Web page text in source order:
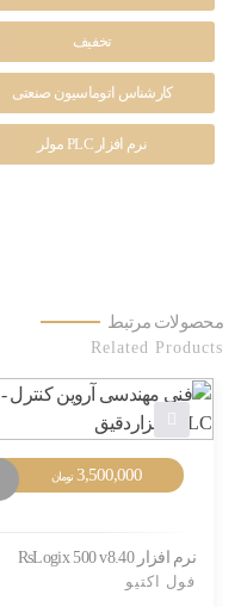
تخفیف
کارشناس اتوماسیون صنعتی
نرم افزار PLC مولر
محصولات مرتبط
Related Products
3,500,000 تومان
نرم افزار RsLogix 500 v8.40
فول اکتیو